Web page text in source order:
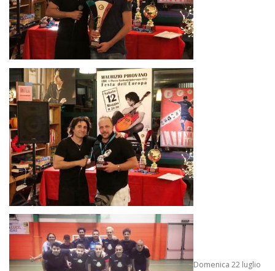
Domenica 22 luglio